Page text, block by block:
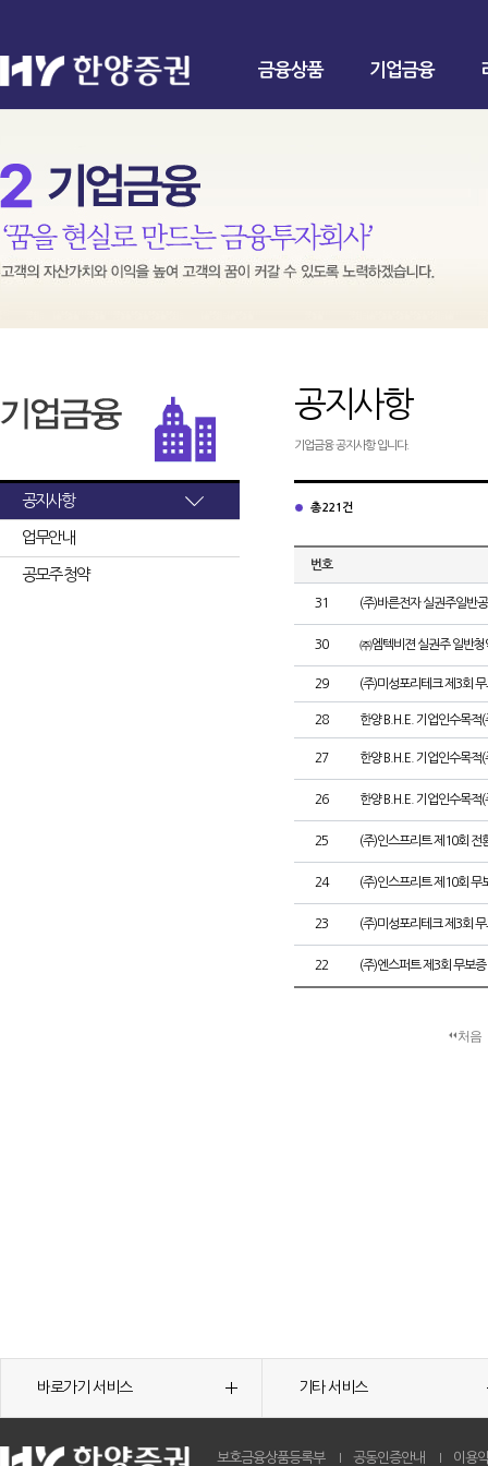
금융상품 기업금융
공지사항
업무안내
공모주 청약
공지사항
기업금융 공지사항 입니다.
총 221건
번호
31 (주)바른전자 실권주일반
30 ㈜엠텍비젼 실권주 일반청
29 (주)미성포리테크 제3회
28 한양 B.H.E. 기업인수목적
27 한양 B.H.E. 기업인수목
26 한양 B.H.E. 기업인수목적
25 (주)인스프리트 제10회 전
24 (주)인스프리트 제10회 무
23 (주)미성포리테크 제3회
22 (주)엔스퍼트 제3회 무보
처음
바로가기 서비스 기타 서비스
보호금융상품등록부 공동인증안내 이용